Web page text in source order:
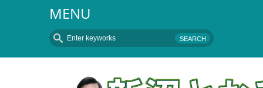
MENU